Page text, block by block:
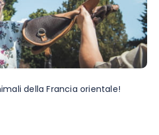
della Francia orientale!